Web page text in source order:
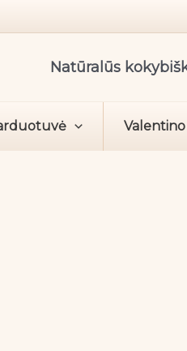
Natūralūs